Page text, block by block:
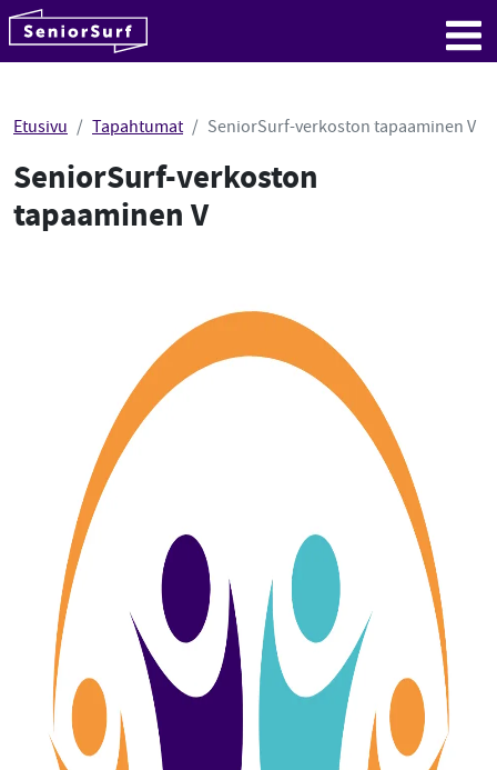
Hyppää sisältöön
Etusivu Tapahtumat SeniorSurf-verkoston tapaaminen V
SeniorSurf-verkoston
tapaaminen V